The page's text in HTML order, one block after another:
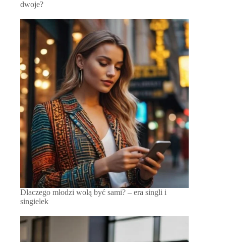
dwoje?
Dlaczego młodzi wolą być sami? – era singli i
singielek